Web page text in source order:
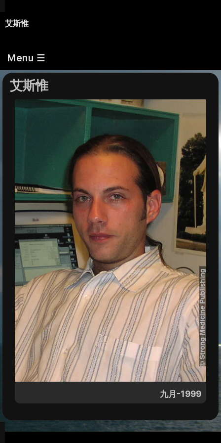
艾斯惟
Menu ☰
艾斯惟
九月-1999